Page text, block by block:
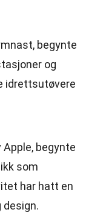
begynte
og
idrettsutøvere
begynte
som
har hatt en
design.